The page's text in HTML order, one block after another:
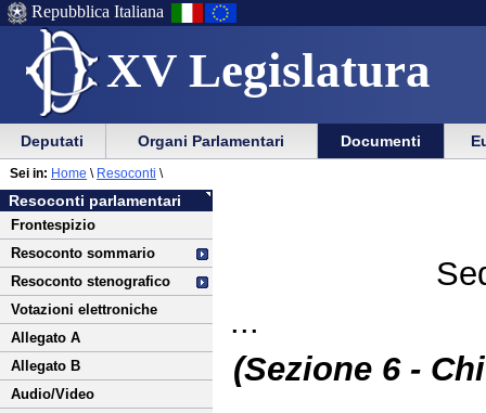
XV Legislatura
Menu
di
ausilio
alla
navigazione
Vai
Menu
di
navigazione
principale
Repubblica Italiana
Menu
di
navigazione
principale
Vai
menu
di
sezione
Deputati Organi Parlamentari Documenti
Vai
al
contenuto
Resoconti parlamentari
Frontespizio
Resoconto sommario
Resoconto stenografico
Votazioni elettroniche
Allegato A
Allegato B
Audio/Video
Sei in: Home \ Resoconti \
...
(Sezione 6 -